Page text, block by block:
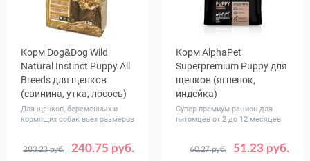
Корм Dog&Dog Wild
Natural Instinct Puppy All
Breeds для щенков
(свинина, утка, лосось)
Для щенков, беременных и
кормящих собак всех размеров
240.75 руб.
283.23 руб.
Вес, кг 12
Корм AlphaPet
Superpremium Puppy для
щенков (ягненок,
индейка)
Супер-премиум рацион для
питомцев от 2 до 12 месяцев
51.23 руб.
60.27 руб.
Вес, кг 0.5 1.5 7